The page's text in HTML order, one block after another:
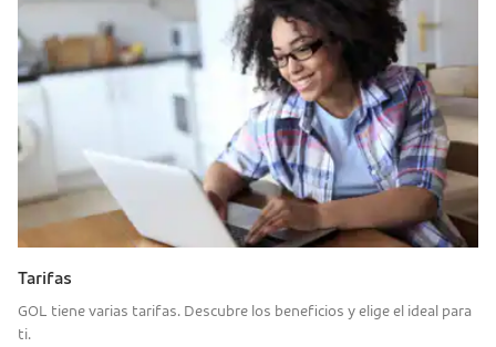
Tarifas
GOL tiene varias tarifas. Descubre los beneficios y elige el ideal para
ti.